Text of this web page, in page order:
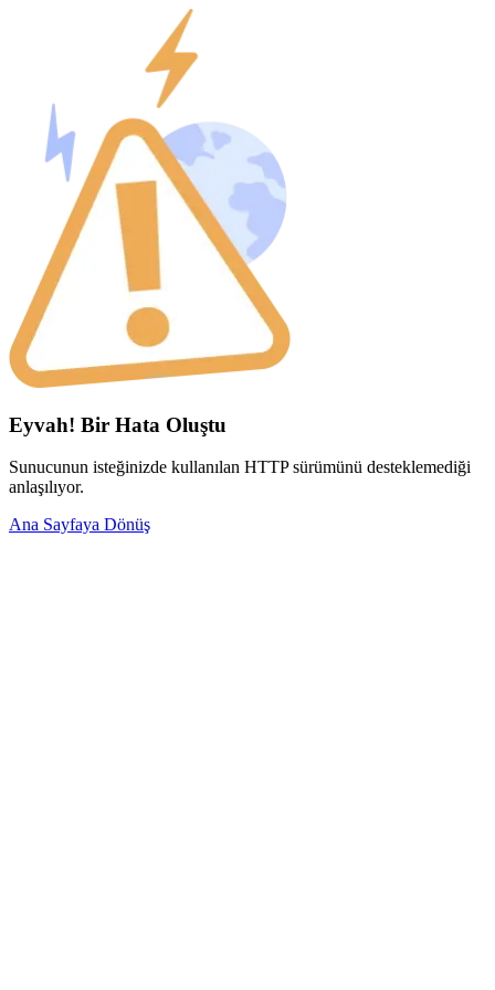
Eyvah! Bir Hata Oluştu
Sunucunun isteğinizde kullanılan HTTP sürümünü desteklemediği
anlaşılıyor.
Ana Sayfaya Dönüş